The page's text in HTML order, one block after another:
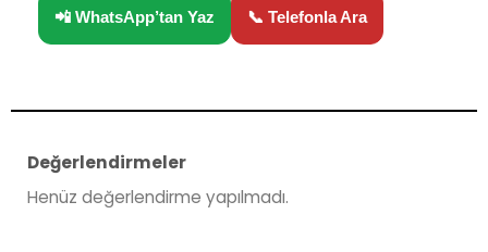
📲 WhatsApp’tan Yaz 📞 Telefonla Ara
Değerlendirmeler
Henüz değerlendirme yapılmadı.